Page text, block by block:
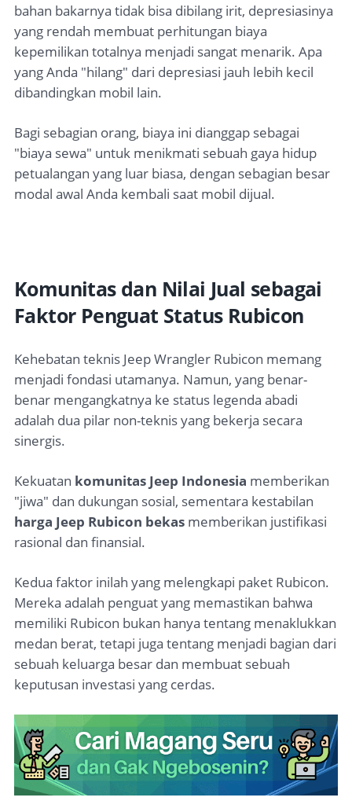
bahan bakarnya tidak bisa dibilang irit, depresiasinya
yang rendah membuat perhitungan biaya
kepemilikan totalnya menjadi sangat menarik. Apa
yang Anda "hilang" dari depresiasi jauh lebih kecil
dibandingkan mobil lain.
Bagi sebagian orang, biaya ini dianggap sebagai
"biaya sewa" untuk menikmati sebuah gaya hidup
petualangan yang luar biasa, dengan sebagian besar
modal awal Anda kembali saat mobil dijual.
Komunitas dan Nilai Jual sebagai
Faktor Penguat Status Rubicon
Kehebatan teknis Jeep Wrangler Rubicon memang
menjadi fondasi utamanya. Namun, yang benar-
benar mengangkatnya ke status legenda abadi
adalah dua pilar non-teknis yang bekerja secara
sinergis.
Kekuatan komunitas Jeep Indonesia memberikan
"jiwa" dan dukungan sosial, sementara kestabilan
harga Jeep Rubicon bekas memberikan justifikasi
rasional dan finansial.
Kedua faktor inilah yang melengkapi paket Rubicon.
Mereka adalah penguat yang memastikan bahwa
memiliki Rubicon bukan hanya tentang menaklukkan
medan berat, tetapi juga tentang menjadi bagian dari
sebuah keluarga besar dan membuat sebuah
keputusan investasi yang cerdas.